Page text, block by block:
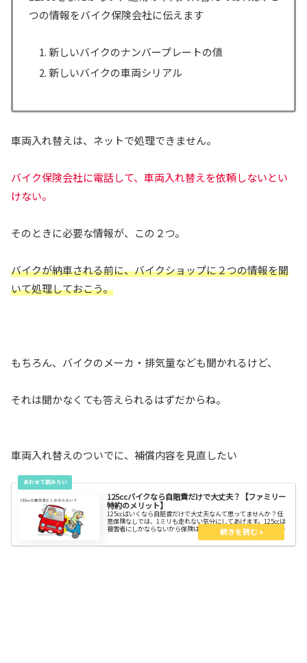
つの情報をバイク保険会社に伝えます
新しいバイクのナンバープレートの値
新しいバイクの車両シリアル
車両入れ替えは、ネットで処理できません。
バイク保険会社に電話して、車両入れ替えを依頼しないとい
けない。
そのときに必要な情報が、この２つ。
バイクが納車される前に、バイクショップに２つの情報を聞
いて処理しておこう。
もちろん、バイクのメーカ・排気量なども聞かれるけど、
それは聞かなくても答えられるはずだからね。
車両入れ替えのついでに、補償内容を見直したい
125ccバイクなら自賠責だけで大丈夫？【ファミリー
特約のメリット】
125ccばいくなら自賠責だけで大丈夫なんて思ってませんか？任
意保険なしでは、1ミリも走れない気分にしてあげます。125ccは
被害者にしかならないから保険は不要なんて都市伝説も良いとこ
ろ。ファミリーとバイク保険どっちが良いかも合わせて紹介しま
す